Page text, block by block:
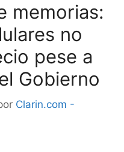
memorias:
no
pese a
Gobierno
Clarin.com -